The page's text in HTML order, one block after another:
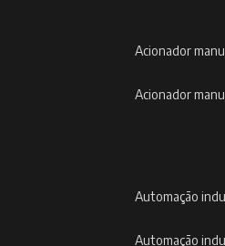
acionador
acionador
automação
automação